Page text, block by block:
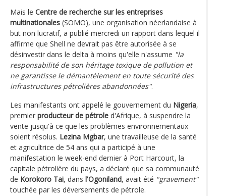
Mais le Centre de recherche sur les entreprises
multinationales (SOMO), une organisation néerlandaise à
but non lucratif, a publié mercredi un rapport dans lequel il
affirme que Shell ne devrait pas être autorisée à se
désinvestir dans le delta à moins qu'elle n'assume "la
responsabilité de son héritage toxique de pollution et
ne garantisse le démantèlement en toute sécurité des
infrastructures pétrolières abandonnées".
Les manifestants ont appelé le gouvernement du Nigeria,
premier producteur de pétrole d'Afrique, à suspendre la
vente jusqu'à ce que les problèmes environnementaux
soient résolus. Lezina Mgbar, une travailleuse de la santé
et agricultrice de 54 ans qui a participé à une
manifestation le week-end dernier à Port Harcourt, la
capitale pétrolière du pays, a déclaré que sa communauté
de Korokoro Tai, dans l'Ogoniland, avait été "gravement"
touchée par les déversements de pétrole.